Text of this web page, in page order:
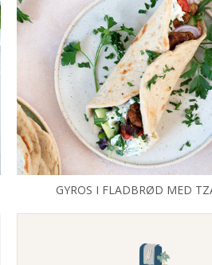
GYROS I FLADBRØD MED